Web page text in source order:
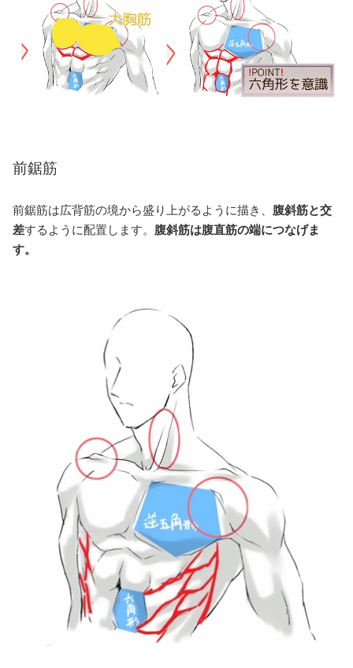
前鋸筋
前鋸筋は広背筋の境から盛り上がるように描き、 腹斜筋と交
差するように配置します。 腹斜筋は腹直筋の端につなげま
す。